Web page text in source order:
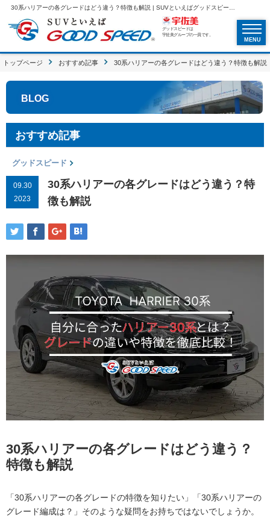
グッドスピードは
宇佐美グループの一員です。
MENU
トップページ おすすめ記事 30系ハリアーの各グレードはどう違う？特徴も解説
BLOG
おすすめ記事
グッドスピード
09.30
2023
30系ハリアーの各グレードはどう違う？特
徴も解説
30系ハリアーの各グレードはどう違う？
特徴も解説
「30系ハリアーの各グレードの特徴を知りたい」「30系ハリアーの
グレード編成は？」そのような疑問をお持ちではないでしょうか。